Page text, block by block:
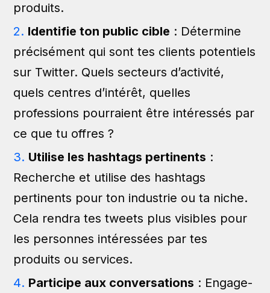
produits.
Identifie ton public cible : Détermine
précisément qui sont tes clients potentiels
sur Twitter. Quels secteurs d’activité,
quels centres d’intérêt, quelles
professions pourraient être intéressés par
ce que tu offres ?
Utilise les hashtags pertinents :
Recherche et utilise des hashtags
pertinents pour ton industrie ou ta niche.
Cela rendra tes tweets plus visibles pour
les personnes intéressées par tes
produits ou services.
Participe aux conversations : Engage-